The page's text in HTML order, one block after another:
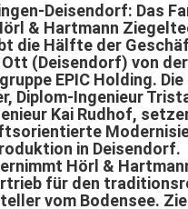
Deisendorf: Das
& Hartmann
die Hälfte der
(Deisendorf) von der
EPIC Holding. Die
Diplom-Ingenieur
Kai Rudhof,
in Deisendorf.
Hörl &
für den
vom Bodensee.